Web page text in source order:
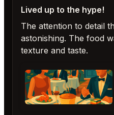
Lived up to the hype!
The attention to detail
astonishing. The food
texture and taste.